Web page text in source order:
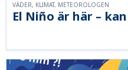
El Niño är här –
VÄDER, KLIMAT, METEOROLOGEN